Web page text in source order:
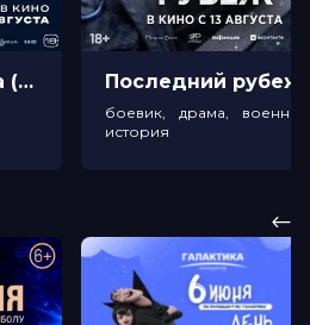
Во власти страха (18+)
боевик, драма,
история